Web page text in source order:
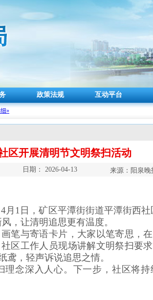
政策法规 互动平台
区开展清明节文明祭扫活动
日期： 2026-04-13 来源：阳泉晚
，矿区平潭街街道平潭街西社
，让清明追思更有温度。
与寄语卡片，大家以笔寄思，
区工作人员现场讲解文明祭扫要
，轻声诉说追思之情。
念深入人心。下一步，社区将持